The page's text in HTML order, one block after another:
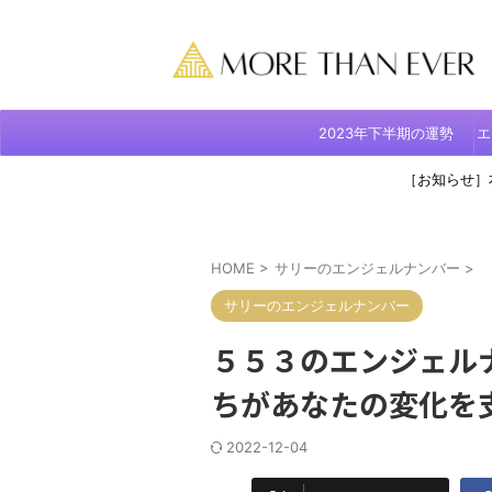
2023年下半期の運勢
［お知らせ
HOME > サリーのエンジェルナンバー >
サリーのエンジェルナンバー
５５３のエンジェ
ちがあなたの変化
2022-12-04